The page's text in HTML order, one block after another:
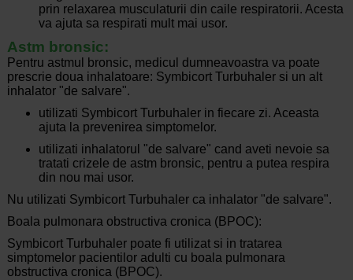
prin relaxarea musculaturii din caile respiratorii. Acesta
va ajuta sa respirati mult mai usor.
Astm bronsic:
Pentru astmul bronsic, medicul dumneavoastra va poate
prescrie doua inhalatoare: Symbicort Turbuhaler si un alt
inhalator "de salvare".
utilizati Symbicort Turbuhaler in fiecare zi. Aceasta
ajuta la prevenirea simptomelor.
utilizati inhalatorul "de salvare" cand aveti nevoie sa
tratati crizele de astm bronsic, pentru a putea respira
din nou mai usor.
Nu utilizati Symbicort Turbuhaler ca inhalator "de salvare".
Boala pulmonara obstructiva cronica (BPOC):
Symbicort Turbuhaler poate fi utilizat si in tratarea
simptomelor pacientilor adulti cu boala pulmonara
obstructiva cronica (BPOC).